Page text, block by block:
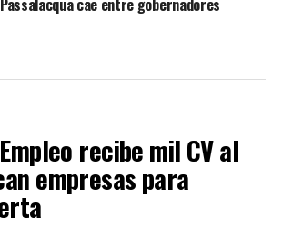
Passalacqua cae entre gobernadores
recibe mil CV al
empresas para